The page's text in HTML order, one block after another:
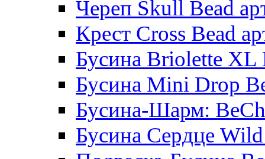
Череп Skull Bead
Крест Cross Bead
Бусина Briolette XL
Бусина Mini Drop
Бусина-Шарм:
Бусина Сердце